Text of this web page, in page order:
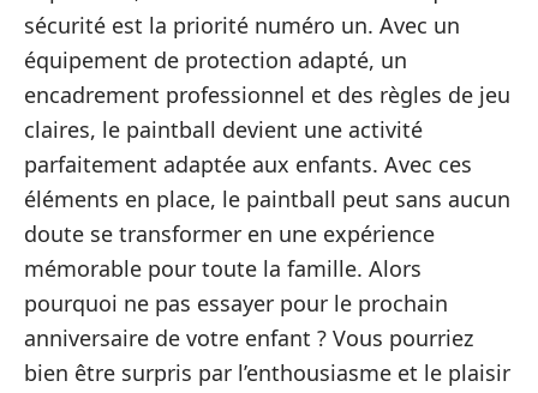
sécurité est la priorité numéro un. Avec un
équipement de protection adapté, un
encadrement professionnel et des règles de jeu
claires, le paintball devient une activité
parfaitement adaptée aux enfants. Avec ces
éléments en place, le paintball peut sans aucun
doute se transformer en une expérience
mémorable pour toute la famille. Alors
pourquoi ne pas essayer pour le prochain
anniversaire de votre enfant ? Vous pourriez
bien être surpris par l’enthousiasme et le plaisir